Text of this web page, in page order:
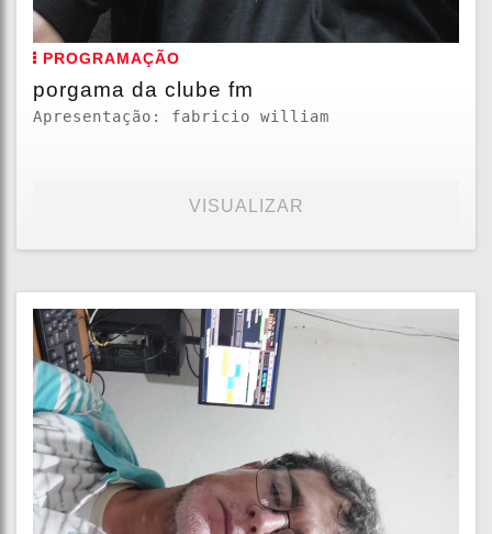
PROGRAMAÇÃO
porgama da clube fm
Apresentação: fabricio william
VISUALIZAR